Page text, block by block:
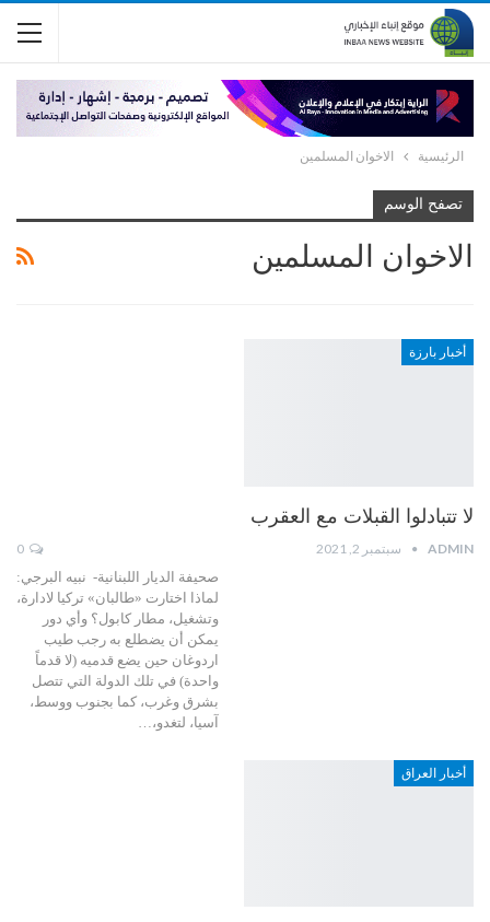
الرئيسية الاخوان المسلمين
تصفح الوسم
الاخوان المسلمين
أخبار بارزة
لا تتبادلوا القبلات مع العقرب
ADMIN سبتمبر 2, 2021
صحيفة الديار اللبنانية- نبيه البرجي:
لماذا اختارت «طالبان» تركيا لادارة،
وتشغيل، مطار كابول؟ وأي دور
يمكن أن يضطلع به رجب طيب
اردوغان حين يضع قدميه (لا قدماً
واحدة) في تلك الدولة التي تتصل
بشرق وغرب، كما بجنوب ووسط،
آسيا، لتغدو،…
أخبار العراق